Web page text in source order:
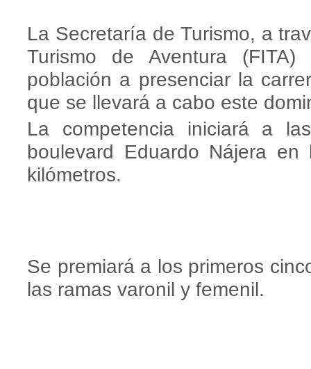
La Secretaría de Turismo, a
Turismo de Aventura
población a presenciar la
que se llevará a cabo este
La competencia iniciará a
boulevard Eduardo Nájera
kilómetros.
Se premiará a los primeros
las ramas varonil y femenil.